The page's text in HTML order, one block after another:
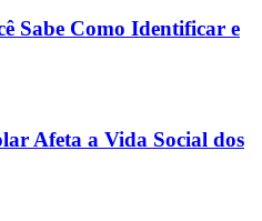
Sabe Como Identificar e
Afeta a Vida Social dos